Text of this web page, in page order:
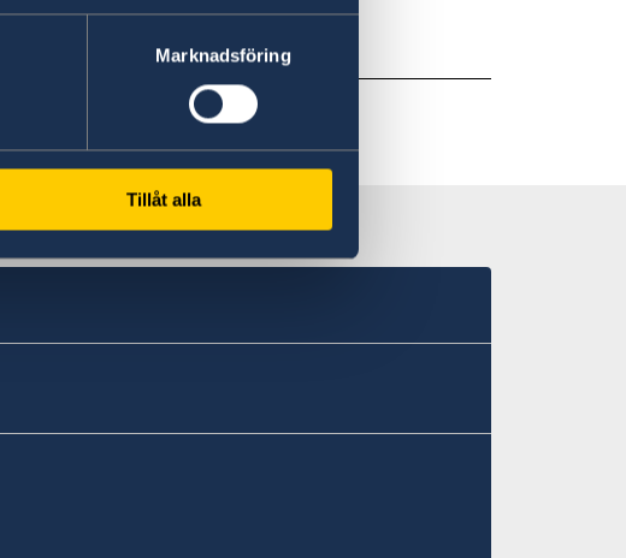
Marknadsföring
Tillåt alla